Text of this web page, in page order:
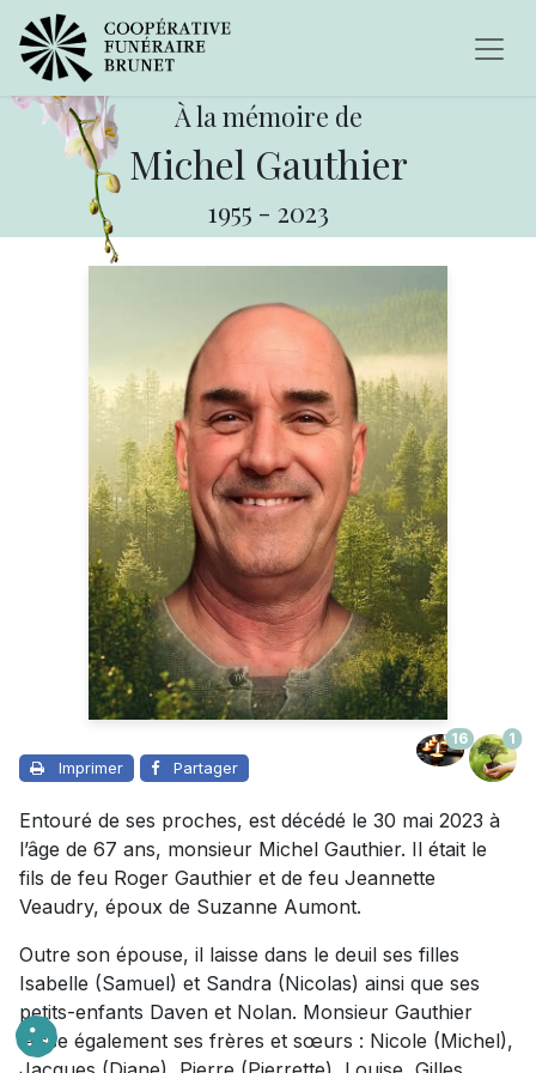
À la mémoire de
Michel Gauthier
1955 - 2023
Imprimer Partager
16 1
Entouré de ses proches, est décédé le 30 mai 2023 à
l’âge de 67 ans, monsieur Michel Gauthier. Il était le
fils de feu Roger Gauthier et de feu Jeannette
Veaudry, époux de Suzanne Aumont.
Outre son épouse, il laisse dans le deuil ses filles
Isabelle (Samuel) et Sandra (Nicolas) ainsi que ses
petits-enfants Daven et Nolan. Monsieur Gauthier
laisse également ses frères et sœurs : Nicole (Michel),